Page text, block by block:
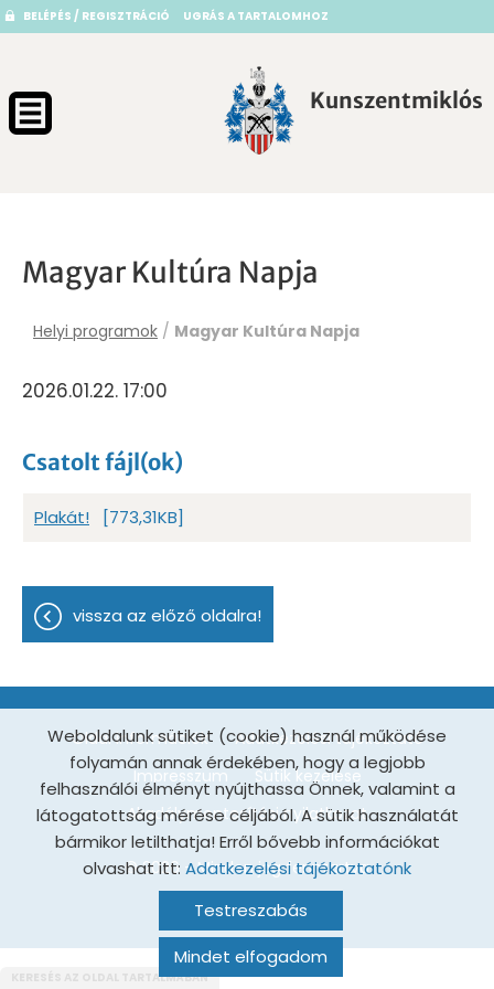
BELÉPÉS / REGISZTRÁCIÓ UGRÁS A TARTALOMHOZ
Kunszentmiklós
Magyar Kultúra Napja
Helyi programok / Magyar Kultúra Napja
2026.01.22. 17:00
Csatolt fájl(ok)
Plakát! [773,31KB]
vissza az előző oldalra!
© 2026 - Minden jog fenntartva
Oldal információk
Adatkezelési tájékoztató
Impresszum
Sütik kezelése
Akadálymentesítési nyilatkozat
Mindet elfogadom
Testreszabás
Weboldalunk sütiket (cookie) használ működése
folyamán annak érdekében, hogy a legjobb
felhasználói élményt nyújthassa Önnek, valamint a
látogatottság mérése céljából. A sütik használatát
bármikor letilthatja! Erről bővebb információkat
olvashat itt: Adatkezelési tájékoztatónk
KERESÉS AZ OLDAL TARTALMÁBAN